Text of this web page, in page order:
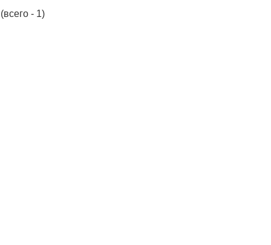
(всего - 1)